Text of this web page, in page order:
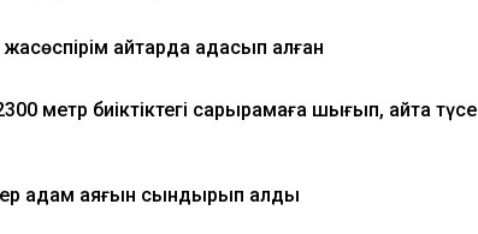
қайтарда адасып қалған
метр биіктіктегі сарқырамаға шығып, қайта түсе
ер адам аяғын сындырып алды